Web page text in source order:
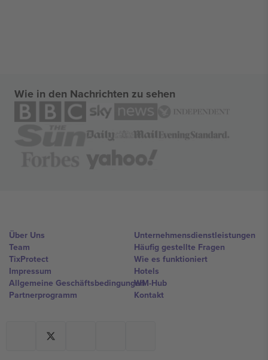
Wie in den Nachrichten zu sehen
Über Uns
Team
TixProtect
Impressum
Allgemeine Geschäftsbedingungen
Partnerprogramm
Unternehmensdienstleistungen
Häufig gestellte Fragen
Wie es funktioniert
Hotels
WM-Hub
Kontakt